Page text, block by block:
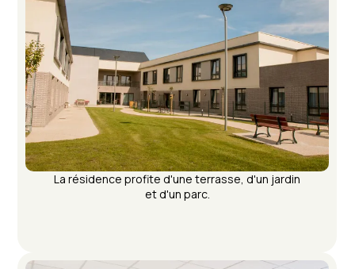
La résidence profite d'une terrasse, d'un jardin
et d'un parc.